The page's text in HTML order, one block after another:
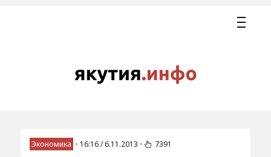
Экономика • 16:16 / 6.11.2013 • 7391